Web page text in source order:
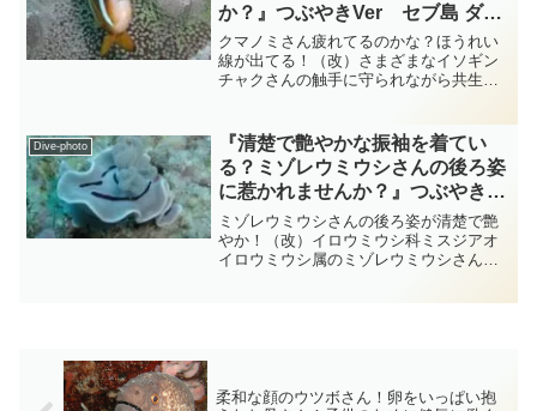
か？』つぶやきVer セブ島 ダイ
ビング‐フォト‐tsubuankun
クマノミさん疲れてるのかな？ほうれい
線が出てる！（改）さまざまなイソギン
チャクさんの触手に守られながら共生す
ん・ハマクマノミさん・ハナビラクマノ
ミさん・セジロクマノミさ...
Dive-photo
『清楚で艶やかな振袖を着てい
る？ミゾレウミウシさんの後ろ姿
に惹かれませんか？』つぶやき
Ver ケラマ ダイビング‐フォト‐
tsubuankun
ミゾレウミウシさんの後ろ姿が清楚で艶
やか！（改）イロウミウシ科ミスジアオ
イロウミウシ属のミゾレウミウシさんの
柔和な顔のウツボさん！卵をいっぱい抱